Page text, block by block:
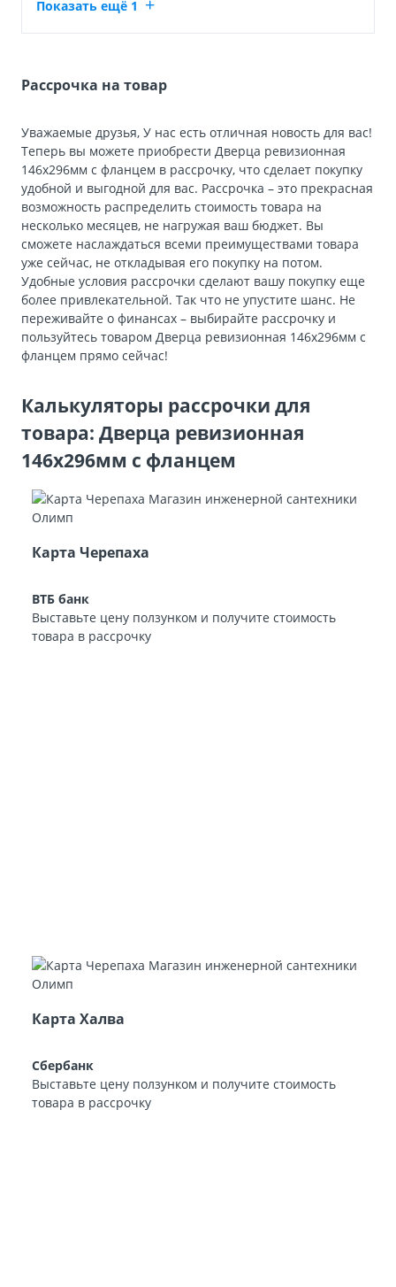
Показать ещё 1
Рассрочка на товар
Уважаемые друзья, У нас есть отличная новость для вас!
Теперь вы можете приобрести Дверца ревизионная
146х296мм с фланцем в рассрочку, что сделает покупку
удобной и выгодной для вас. Рассрочка – это прекрасная
возможность распределить стоимость товара на
несколько месяцев, не нагружая ваш бюджет. Вы
сможете наслаждаться всеми преимуществами товара
уже сейчас, не откладывая его покупку на потом.
Удобные условия рассрочки сделают вашу покупку еще
более привлекательной. Так что не упустите шанс. Не
переживайте о финансах – выбирайте рассрочку и
пользуйтесь товаром Дверца ревизионная 146х296мм с
фланцем прямо сейчас!
Калькуляторы рассрочки для
товара: Дверца ревизионная
146х296мм с фланцем
Карта Черепаха
ВТБ банк
Выставьте цену ползунком и получите стоимость
товара в рассрочку
Карта Халва
Сбербанк
Выставьте цену ползунком и получите стоимость
товара в рассрочку